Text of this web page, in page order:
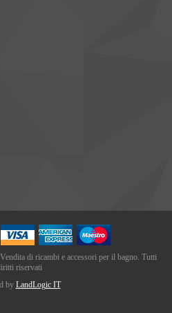
di ricambi e accessori per il bagno. Tutti
riservati
by LandLogic IT